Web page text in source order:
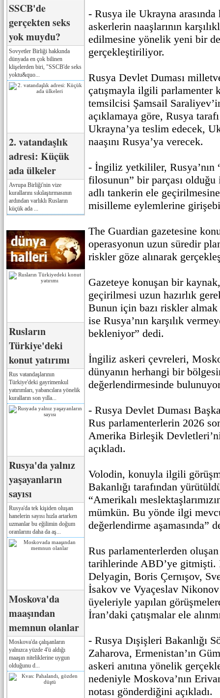
SSCB'de
gerçekten seks
yok muydu?
Sovyetler Birliği hakkında
dünyada en çok bilinen
klişelerden biri, "SSCB'de seks
yoktu&quo...
2. vatandaşlık
adresi: Küçük
ada ülkeler
Avrupa Birliği'nin vize
kurallarını sıkılaştırmasının
ardından varlıklı Rusların
küçük ada ...
Rusların
Türkiye'deki
konut yatırımı
Rus vatandaşlarının
Türkiye'deki gayrimenkul
yatırımları, yabancılara yönelik
kuralların son yılla...
Rusya'da yalnız
yaşayanların
sayısı
Rusya'da tek kişiden oluşan
hanelerin sayısı hızla artarken
uzmanlar bu eğilimin doğum
oranlarını daha da aş...
Moskova'da
maaşından
memnun olanlar
Moskova'da çalışanların
yalnızca yüzde 4'ü aldığı
maaşın niteliklerine uygun
olduğunu d...
- Rusya ile Ukrayna arasında
askerlerin naaşlarının
edilmesine yönelik yeni bir
gerçekleştiriliyor.
Rusya Devlet Duması
çatışmayla ilgili parlamenter
temsilcisi Şamsail
açıklamaya göre, Rusya
Ukrayna’ya teslim edecek,
naaşını Rusya’ya verecek.
- İngiliz yetkililer, Rusya’nın
filosunun” bir parçası
adlı tankerin ele
misilleme eylemlerine
The Guardian gazetesine
operasyonun uzun süredir
riskler göze alınarak
Gazeteye konuşan bir
geçirilmesi uzun hazırlık
Bunun için bazı riskler
ise Rusya’nın karşılık
bekleniyor” dedi.
İngiliz askeri çevreleri,
dünyanın herhangi bir
değerlendirmesinde
- Rusya Devlet Duması
Rus parlamenterlerin 2026
Amerika Birleşik
açıkladı.
Volodin, konuyla ilgili
Bakanlığı tarafından
“Amerikalı
mümkün. Bu yönde ilgi
değerlendirme aşamasında”
Rus parlamenterlerden
tarihlerinde ABD’ye
Delyagin, Boris Çernışov,
İsakov ve Vyaçeslav Nikonov
üyeleriyle yapılan
İran’daki çatışmalar ele
- Rusya Dışişleri Bakanlığı
Zaharova, Ermenistan’ın
askeri anıtına yönelik
nedeniyle Moskova’nın
notası gönderdiğini açıkladı.